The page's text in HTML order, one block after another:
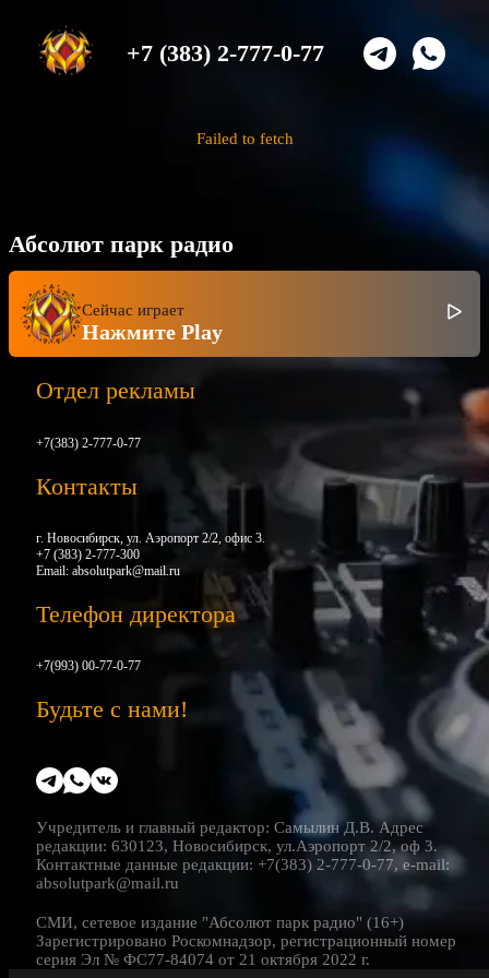
+7 (383) 2-777-0-77
Failed to fetch
Абсолют парк радио
Сейчас играет
Нажмите Play
Отдел рекламы
+7(383) 2-777-0-77
Контакты
г. Новосибирск, ул. Аэропорт 2/2, офис 3.
+7 (383) 2-777-300
Email: absolutpark@mail.ru
Телефон директора
+7(993) 00-77-0-77
Будьте с нами!
Учредитель и главный редактор: Самылин Д.В. Адрес
редакции: 630123, Новосибирск, ул.Аэропорт 2/2, оф 3.
Контактные данные редакции: +7(383) 2-777-0-77, e-mail:
absolutpark@mail.ru
СМИ, сетевое издание "Абсолют парк радио" (16+)
Зарегистрировано Роскомнадзор, регистрационный номер
серия Эл № ФС77-84074 от 21 октября 2022 г.